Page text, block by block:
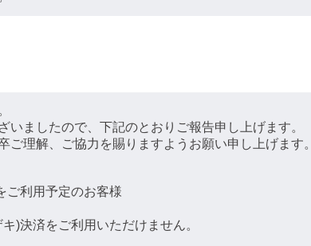
ましたので、下記のとおりご報告申し上げます。
理解、ご協力を賜りますようお願い申し上げます。
ご利用予定のお客様
)決済をご利用いただけません。